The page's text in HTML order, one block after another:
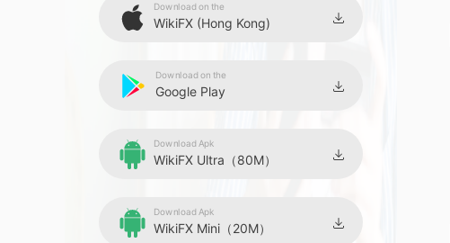
Download on the
WikiFX (Hong Kong)
Download on the
Google Play
Download Apk
WikiFX Ultra（80M）
Download Apk
WikiFX Mini（20M）